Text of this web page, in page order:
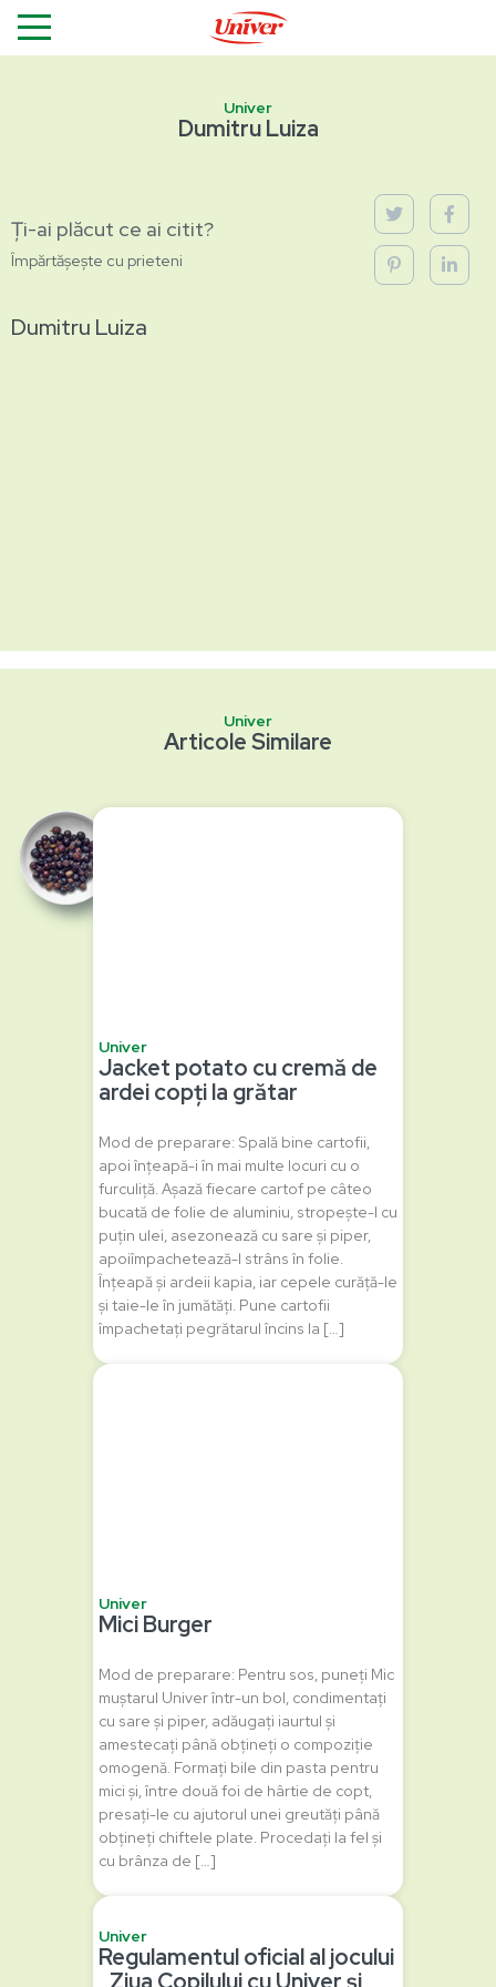
Univer
Dumitru Luiza
Ți-ai plăcut ce ai citit?
Împărtășește cu prieteni
Dumitru Luiza
Univer
Articole Similare
Univer
Jacket potato cu cremă de
ardei copți la grătar
Mod de preparare: Spală bine cartofii,
apoi înțeapă-i în mai multe locuri cu o
furculiță. Așază fiecare cartof pe câteo
bucată de folie de aluminiu, stropește-l cu
puțin ulei, asezonează cu sare și piper,
apoiîmpachetează-l strâns în folie.
Înțeapă și ardeii kapia, iar cepele curăță-le
și taie-le în jumătăți. Pune cartofii
împachetați pegrătarul încins la […]
Univer
Mici Burger
Mod de preparare: Pentru sos, puneți Mic
muștarul Univer într-un bol, condimentați
cu sare și piper, adăugați iaurtul și
amestecați până obțineți o compoziție
omogenă. Formați bile din pasta pentru
mici și, între două foi de hârtie de copt,
presați-le cu ajutorul unei greutăți până
obțineți chiftele plate. Procedați la fel și
cu brânza de […]
Univer
Regulamentul oficial al jocului